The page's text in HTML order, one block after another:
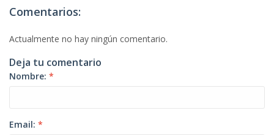
Comentarios:
Actualmente no hay ningún comentario.
Deja tu comentario
Nombre: *
Email: *